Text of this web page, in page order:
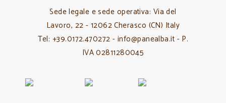
Sede legale e sede operativa: Via del
Lavoro, 22 - 12062 Cherasco (CN) Italy
Tel: +39.0172.470272 - info@panealba.it - P.
IVA 02811280045